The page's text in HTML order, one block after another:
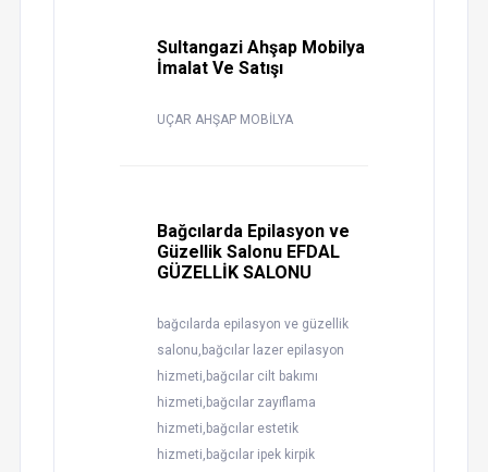
Sultangazi Ahşap Mobilya
İmalat Ve Satışı
UÇAR AHŞAP MOBİLYA
Bağcılarda Epilasyon ve
Güzellik Salonu EFDAL
GÜZELLİK SALONU
bağcılarda epilasyon ve güzellik
salonu,bağcılar lazer epilasyon
hizmeti,bağcılar cilt bakımı
hizmeti,bağcılar zayıflama
hizmeti,bağcılar estetik
hizmeti,bağcılar ipek kirpik